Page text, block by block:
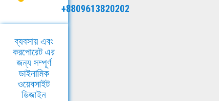
+8809613820202
ব্যবসায় এবং
করপোরেট এর
জন্য সম্পূর্ণ
ডাইনামিক
ওয়েবসাইট
ডিজাইন